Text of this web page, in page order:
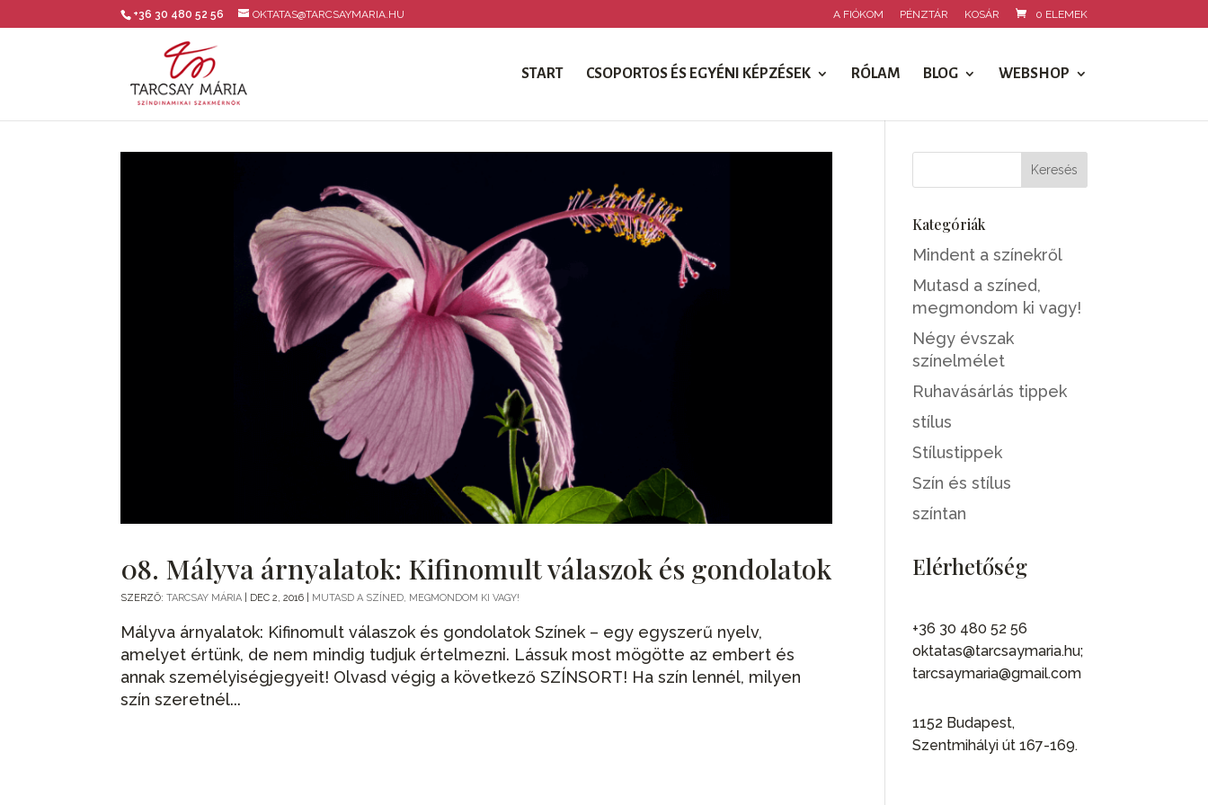
+36 30 480 52 56 OKTATAS@TARCSAYMARIA.HU A FIÓKOM PÉNZTÁR KOSÁR 0 ELEMEK
START CSOPORTOS ÉS EGYÉNI KÉPZÉSEK RÓLAM BLOG WEBSHOP
08. Mályva árnyalatok: Kifinomult válaszok és gondolatok
SZERZŐ:TARCSAY MÁRIA DEC 2, 2016 MUTASD A SZÍNED, MEGMONDOM KI VAGY!
Mályva árnyalatok: Kifinomult válaszok és gondolatok Színek – egy egyszerű nyelv,
amelyet értünk, de nem mindig tudjuk értelmezni. Lássuk most mögötte az embert és
annak személyiségjegyeit! Olvasd végig a következő SZÍNSORT! Ha szín lennél, milyen
szín szeretnél...
Kategóriák
Mindent a színekről
Mutasd a színed,
megmondom ki vagy!
Négy évszak
színelmélet
Ruhavásárlás tippek
stílus
Stílustippek
Szín és stílus
színtan
Elérhetőség
+36 30 480 52 56
oktatas@tarcsaymaria.hu;
tarcsaymaria@gmail.com
1152 Budapest,
Szentmihályi út 167-169.